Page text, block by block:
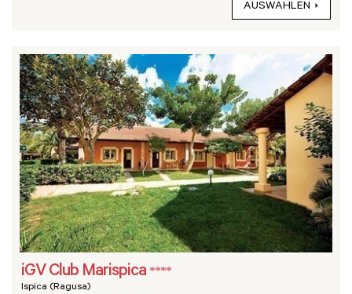
AUSWÄHLEN
iGV Club Marispica ****
Ispica (Ragusa)